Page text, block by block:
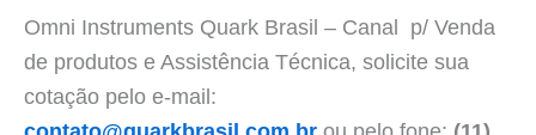
Omni Instruments Quark Brasil – Canal p/ Venda
de produtos e Assistência Técnica, solicite sua
cotação pelo e-mail: